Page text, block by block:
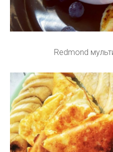
Redmond